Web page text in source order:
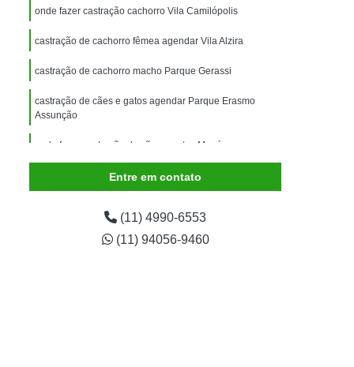
Exame para Animais
Exame para Animais São Caetano
Animal
Internação de Animais
para Cachorro
Internação para Cães
Internação Veterinária São Caetano
Limpeza de Tártaro para Cães
Dentária Canina
onde fazer castração cachorro Vila Camilópolis
castração de cachorro fêmea agendar Vila Alzira
castração de cachorro macho Parque Gerassi
castração de cães e gatos agendar Parque Erasmo
Assunção
onde fazer castração de cães e gatos Mauá
Entre em contato
(11) 4990-6553
(11) 94056-9460